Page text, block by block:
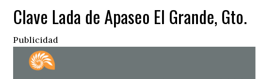
Clave Lada de Apaseo El Grande, Gto.
Publicidad